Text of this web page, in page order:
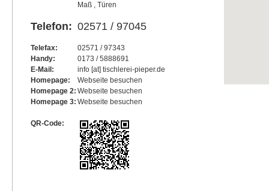
Maß , Türen
Telefon: 02571 / 97045
Telefax:
02571 / 97343
Handy:
0173 / 5888691
E-Mail:
info [at] tischlerei-pieper.de
Homepage:
Webseite besuchen
Homepage 2: Webseite besuchen
Homepage 3: Webseite besuchen
QR-Code: